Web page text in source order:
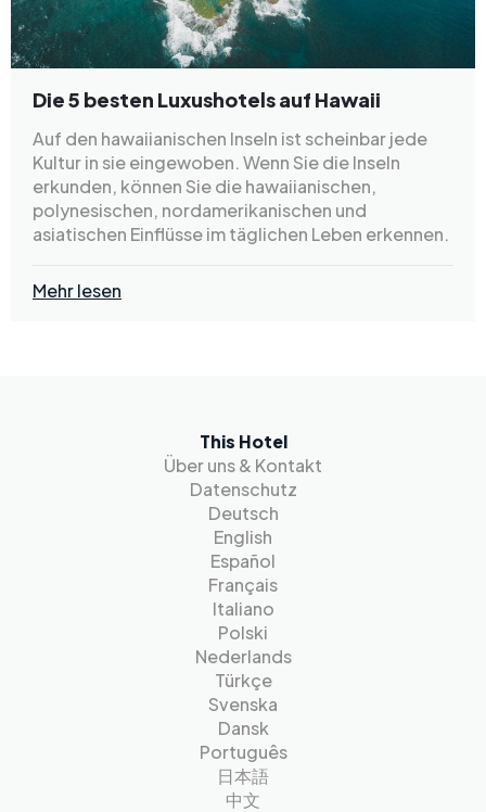
Die 5 besten Luxushotels auf Hawaii
Auf den hawaiianischen Inseln ist scheinbar jede
Kultur in sie eingewoben. Wenn Sie die Inseln
erkunden, können Sie die hawaiianischen,
polynesischen, nordamerikanischen und
asiatischen Einflüsse im täglichen Leben erkennen.
Mehr lesen
This Hotel
Über uns & Kontakt
Datenschutz
Deutsch
English
Español
Français
Italiano
Polski
Nederlands
Türkçe
Svenska
Dansk
Português
日本語
中文